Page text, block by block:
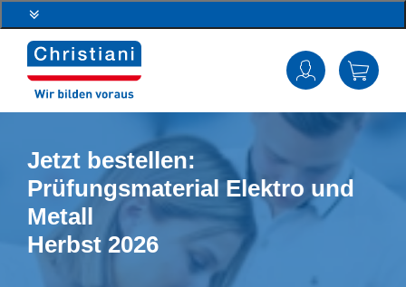
Jetzt bestellen:
Prüfungsmaterial Elektro und
Metall
Herbst 2026